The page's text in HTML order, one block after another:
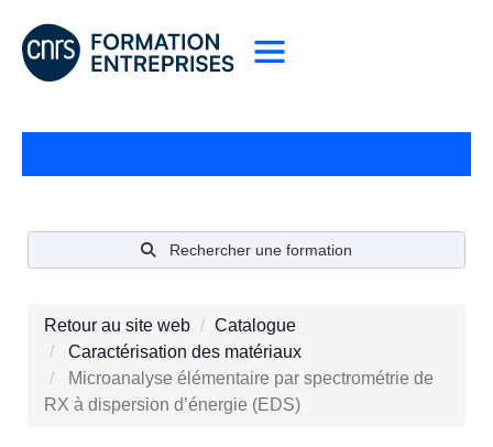
Rechercher une formation
Retour au site web
Catalogue
Caractérisation des matériaux
Microanalyse élémentaire par spectrométrie de
RX à dispersion d’énergie (EDS)